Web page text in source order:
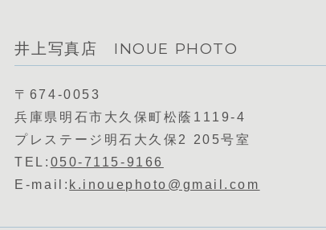
井上写真店 INOUE PHOTO
〒674-0053
兵庫県明石市大久保町松蔭1119-4
プレステージ明石大久保2 205号室
TEL: 050-7115-9166
E-mail: k.inouephoto@gmail.com